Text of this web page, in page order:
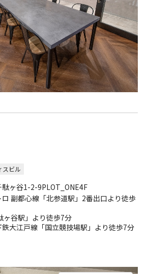
スビル
駄ヶ谷1-2-9PLOT_ONE4F
ロ 副都心線「北参道駅」2番出口より徒歩
ヶ谷駅」より徒歩7分
大江戸線「国立競技場駅」より徒歩7分